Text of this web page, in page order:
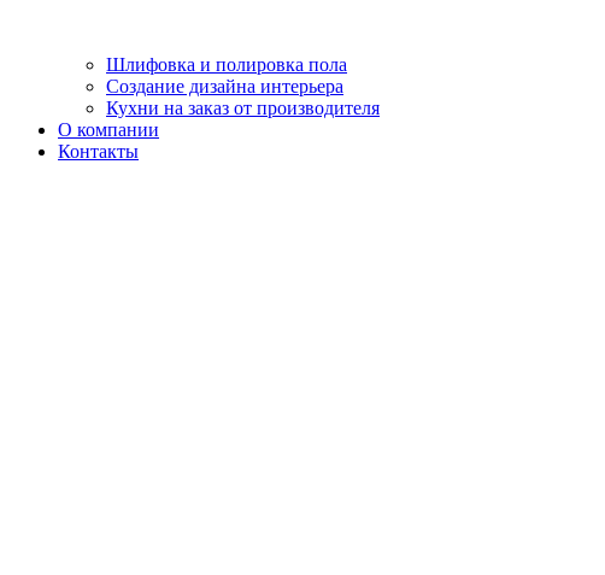
Шлифовка и полировка пола
Создание дизайна интерьера
Кухни на заказ от производителя
О компании
Контакты